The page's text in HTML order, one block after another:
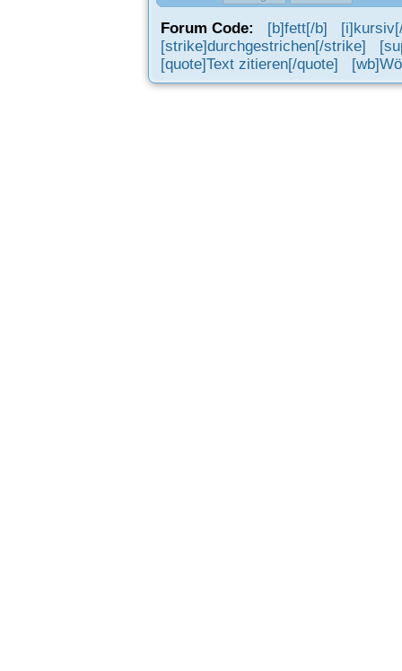
Forum Code: [b]fett[/b]
[strike]durchgestrichen[/strike]
[quote]Text zitieren[/quote]